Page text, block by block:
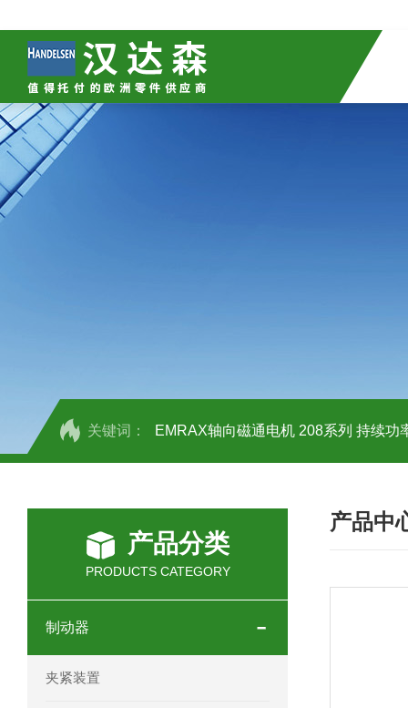
关键词： EMRAX轴向磁通电机 208系列 持续功
OEMER三相同步电机MTES 132SB/2
OEMER三相同步电机MTES 160MA/2
OEMER电机QLS 180M环保农业领域
产品分类
PRODUCTS CATEGORY
制动器
夹紧装置
产品中